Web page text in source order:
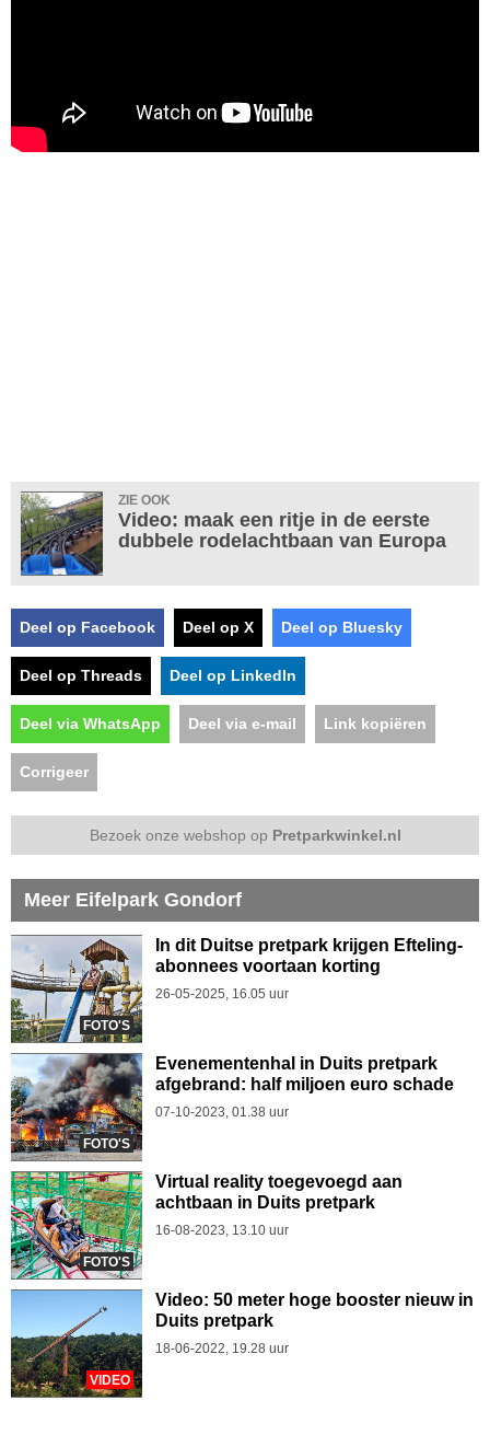
ZIE OOK
Video: maak een ritje in de eerste
dubbele rodelachtbaan van Europa
Deel op Facebook Deel op X Deel op Bluesky
Deel op Threads Deel op LinkedIn
Deel via WhatsApp Deel via e-mail Link kopiëren
Corrigeer
Bezoek onze webshop op Pretparkwinkel.nl
Meer Eifelpark Gondorf
FOTO'S
In dit Duitse pretpark krijgen Efteling-
abonnees voortaan korting
26-05-2025, 16.05 uur
FOTO'S
Evenementenhal in Duits pretpark
afgebrand: half miljoen euro schade
07-10-2023, 01.38 uur
FOTO'S
Virtual reality toegevoegd aan
achtbaan in Duits pretpark
16-08-2023, 13.10 uur
VIDEO
Video: 50 meter hoge booster nieuw in
Duits pretpark
18-06-2022, 19.28 uur